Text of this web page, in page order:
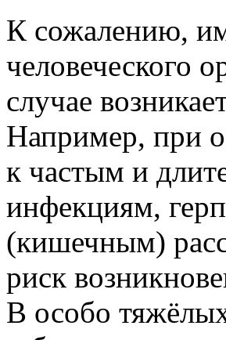
К сожалению,
человеческого
случае
Например, при
к частым и
инфекциям,
(кишечным)
риск
В особо